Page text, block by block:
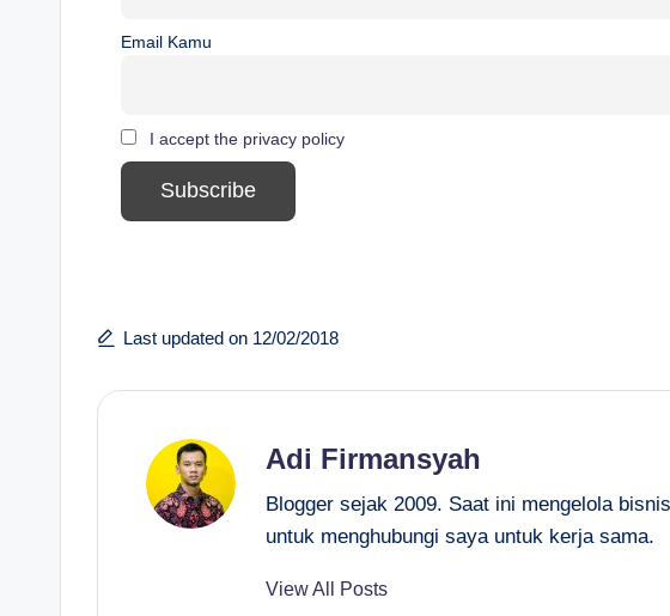
Email Kamu
I accept the privacy policy
Last updated on 12/02/2018
Adi Firmansyah
Blogger sejak 2009. Saat ini mengelola
untuk menghubungi saya untuk kerja sama.
View All Posts